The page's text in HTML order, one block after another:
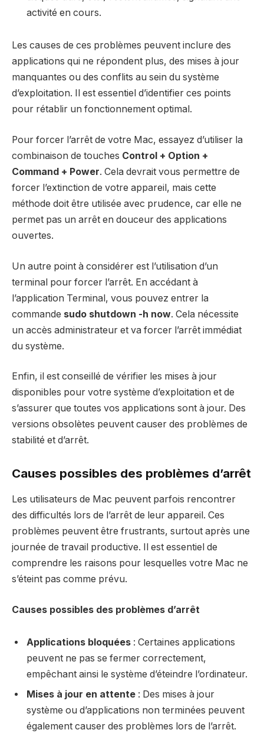
activité en cours.
Les causes de ces problèmes peuvent inclure des
applications qui ne répondent plus, des mises à jour
manquantes ou des conflits au sein du système
d’exploitation. Il est essentiel d’identifier ces points
pour rétablir un fonctionnement optimal.
Pour forcer l’arrêt de votre Mac, essayez d’utiliser la
combinaison de touches Control + Option +
Command + Power. Cela devrait vous permettre de
forcer l’extinction de votre appareil, mais cette
méthode doit être utilisée avec prudence, car elle ne
permet pas un arrêt en douceur des applications
ouvertes.
Un autre point à considérer est l’utilisation d’un
terminal pour forcer l’arrêt. En accédant à
l’application Terminal, vous pouvez entrer la
commande sudo shutdown -h now. Cela nécessite
un accès administrateur et va forcer l’arrêt immédiat
du système.
Enfin, il est conseillé de vérifier les mises à jour
disponibles pour votre système d’exploitation et de
s’assurer que toutes vos applications sont à jour. Des
versions obsolètes peuvent causer des problèmes de
stabilité et d’arrêt.
Causes possibles des problèmes d’arrêt
Les utilisateurs de Mac peuvent parfois rencontrer
des difficultés lors de l’arrêt de leur appareil. Ces
problèmes peuvent être frustrants, surtout après une
journée de travail productive. Il est essentiel de
comprendre les raisons pour lesquelles votre Mac ne
s’éteint pas comme prévu.
Causes possibles des problèmes d’arrêt
Applications bloquées : Certaines applications
peuvent ne pas se fermer correctement,
empêchant ainsi le système d’éteindre l’ordinateur.
Mises à jour en attente : Des mises à jour
système ou d’applications non terminées peuvent
également causer des problèmes lors de l’arrêt.